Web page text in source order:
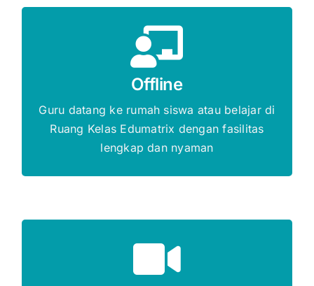
Offline
Guru datang ke rumah siswa atau belajar di
Ruang Kelas Edumatrix dengan fasilitas
lengkap dan nyaman
Gratis Biaya Pendaftaran
DAFTAR SEKARANG